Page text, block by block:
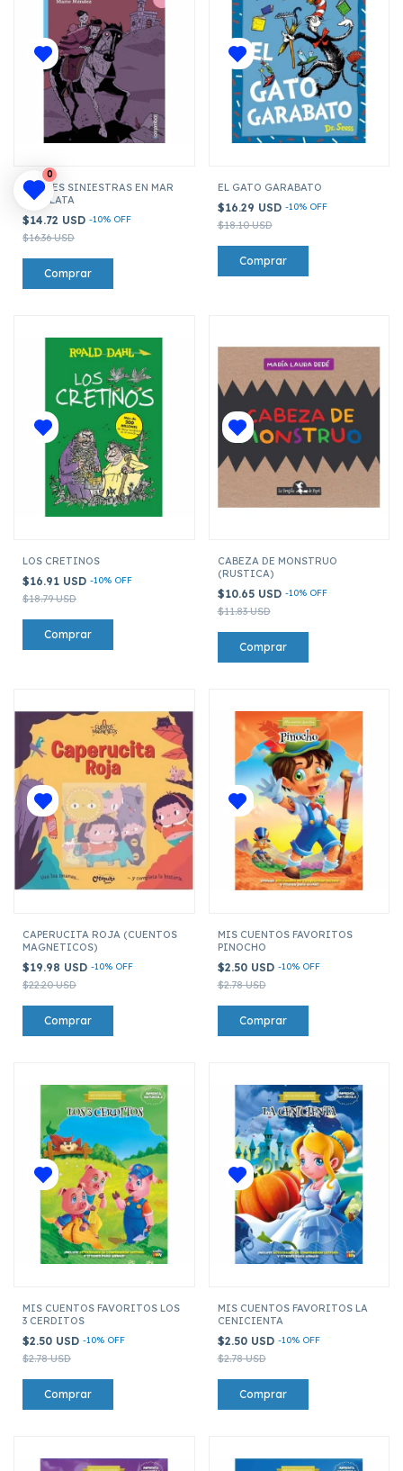
NOCHES SINIESTRAS EN MAR
DEL PLATA
$14.72 USD -10% OFF
$16.36 USD
EL GATO GARABATO
$16.29 USD -10% OFF
$18.10 USD
LOS CRETINOS
$16.91 USD -10% OFF
$18.79 USD
CABEZA DE MONSTRUO
(RUSTICA)
$10.65 USD -10% OFF
$11.83 USD
CAPERUCITA ROJA (CUENTOS
MAGNETICOS)
$19.98 USD -10% OFF
$22.20 USD
MIS CUENTOS FAVORITOS
PINOCHO
$2.50 USD -10% OFF
$2.78 USD
MIS CUENTOS FAVORITOS LOS
3 CERDITOS
$2.50 USD -10% OFF
$2.78 USD
MIS CUENTOS FAVORITOS LA
CENICIENTA
$2.50 USD -10% OFF
$2.78 USD
0